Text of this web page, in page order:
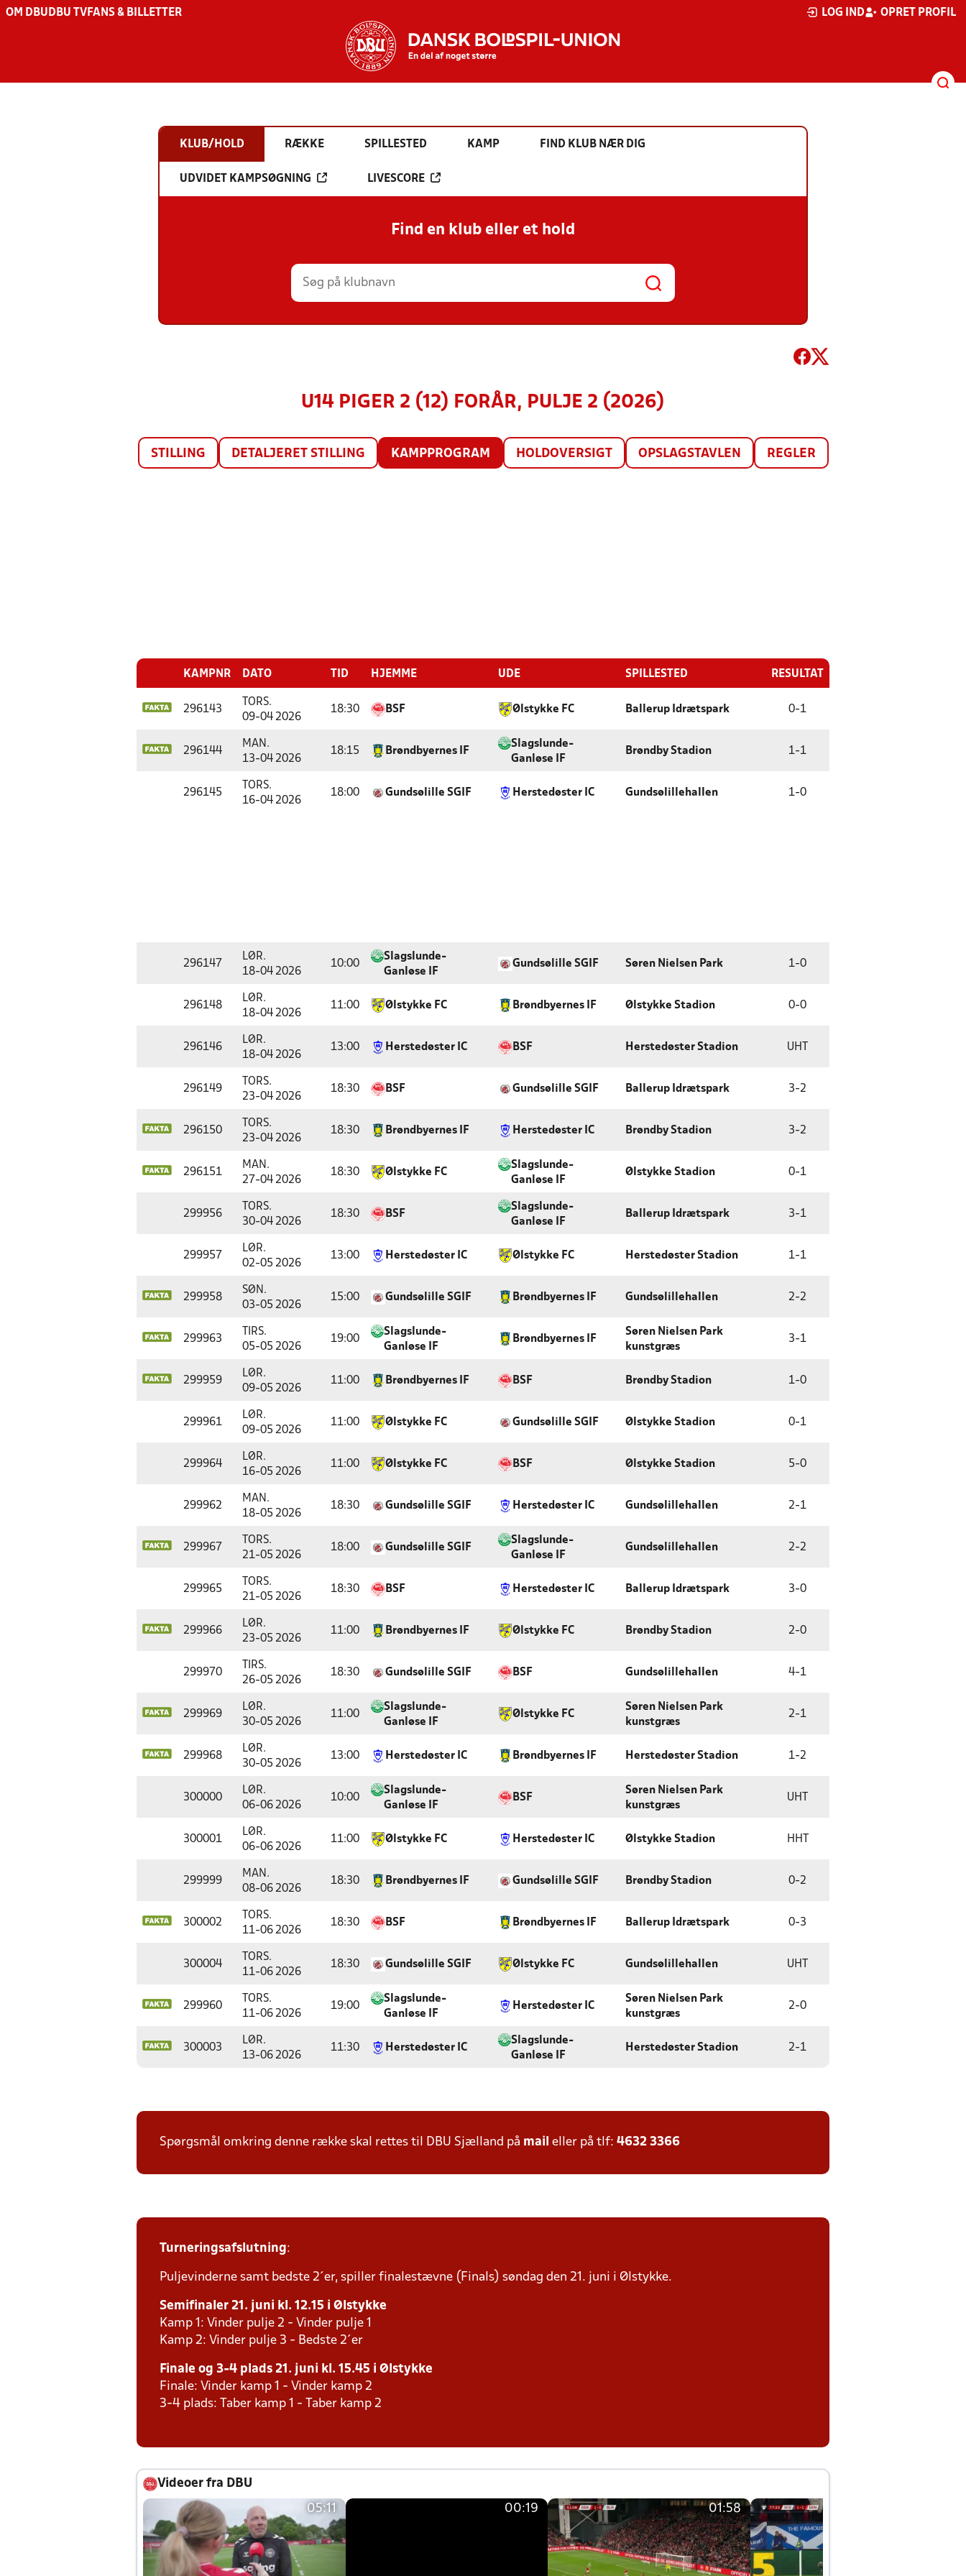
OM DBU DBU TV FANS & BILLETTER LOG IND OPRET PROFIL
KLUB/HOLD RÆKKE SPILLESTED KAMP FIND KLUB NÆR DIG
UDVIDET KAMPSØGNING LIVESCORE
Find en klub eller et hold
U14 PIGER 2 (12) FORÅR, PULJE 2 (2026)
STILLING DETALJERET STILLING KAMPPROGRAM HOLDOVERSIGT OPSLAGSTAVLEN REGLER
KAMPNR DATO TID HJEMME UDE SPILLESTED RESULTAT
296143
TORS.
09-04 2026
18:30 BSF Ølstykke FC Ballerup Idrætspark 0-1
296144
MAN.
13-04 2026
18:15 Brøndbyernes IF
Slagslunde-
Ganløse IF
Brøndby Stadion 1-1
296145
TORS.
16-04 2026
18:00 Gundsølille SGIF Herstedøster IC Gundsølillehallen 1-0
296147
LØR.
18-04 2026
10:00
Slagslunde-
Ganløse IF
Gundsølille SGIF Søren Nielsen Park 1-0
296148
LØR.
18-04 2026
11:00 Ølstykke FC Brøndbyernes IF Ølstykke Stadion 0-0
296146
LØR.
18-04 2026
13:00 Herstedøster IC BSF Herstedøster Stadion UHT
296149
TORS.
23-04 2026
18:30 BSF Gundsølille SGIF Ballerup Idrætspark 3-2
296150
TORS.
23-04 2026
18:30 Brøndbyernes IF Herstedøster IC Brøndby Stadion 3-2
296151
MAN.
27-04 2026
18:30 Ølstykke FC
Slagslunde-
Ganløse IF
Ølstykke Stadion 0-1
299956
TORS.
30-04 2026
18:30 BSF
Slagslunde-
Ganløse IF
Ballerup Idrætspark 3-1
299957
LØR.
02-05 2026
13:00 Herstedøster IC Ølstykke FC Herstedøster Stadion 1-1
299958
SØN.
03-05 2026
15:00 Gundsølille SGIF Brøndbyernes IF Gundsølillehallen 2-2
299963
TIRS.
05-05 2026
19:00
Slagslunde-
Ganløse IF
Brøndbyernes IF
Søren Nielsen Park
kunstgræs
3-1
299959
LØR.
09-05 2026
11:00 Brøndbyernes IF BSF Brøndby Stadion 1-0
299961
LØR.
09-05 2026
11:00 Ølstykke FC Gundsølille SGIF Ølstykke Stadion 0-1
299964
LØR.
16-05 2026
11:00 Ølstykke FC BSF Ølstykke Stadion 5-0
299962
MAN.
18-05 2026
18:30 Gundsølille SGIF Herstedøster IC Gundsølillehallen 2-1
299967
TORS.
21-05 2026
18:00 Gundsølille SGIF
Slagslunde-
Ganløse IF
Gundsølillehallen 2-2
299965
TORS.
21-05 2026
18:30 BSF Herstedøster IC Ballerup Idrætspark 3-0
299966
LØR.
23-05 2026
11:00 Brøndbyernes IF Ølstykke FC Brøndby Stadion 2-0
299970
TIRS.
26-05 2026
18:30 Gundsølille SGIF BSF Gundsølillehallen 4-1
299969
LØR.
30-05 2026
11:00
Slagslunde-
Ganløse IF
Ølstykke FC
Søren Nielsen Park
kunstgræs
2-1
299968
LØR.
30-05 2026
13:00 Herstedøster IC Brøndbyernes IF Herstedøster Stadion 1-2
300000
LØR.
06-06 2026
10:00
Slagslunde-
Ganløse IF
BSF
Søren Nielsen Park
kunstgræs
UHT
300001
LØR.
06-06 2026
11:00 Ølstykke FC Herstedøster IC Ølstykke Stadion HHT
299999
MAN.
08-06 2026
18:30 Brøndbyernes IF Gundsølille SGIF Brøndby Stadion 0-2
300002
TORS.
11-06 2026
18:30 BSF Brøndbyernes IF Ballerup Idrætspark 0-3
300004
TORS.
11-06 2026
18:30 Gundsølille SGIF Ølstykke FC Gundsølillehallen UHT
299960
TORS.
11-06 2026
19:00
Slagslunde-
Ganløse IF
Herstedøster IC
Søren Nielsen Park
kunstgræs
2-0
300003
LØR.
13-06 2026
11:30 Herstedøster IC
Slagslunde-
Ganløse IF
Herstedøster Stadion 2-1
Spørgsmål omkring denne række skal rettes til DBU Sjælland på mail eller på tlf: 4632 3366
Turneringsafslutning:
Puljevinderne samt bedste 2´er, spiller finalestævne (Finals) søndag den 21. juni i Ølstykke.
Semifinaler 21. juni kl. 12.15 i Ølstykke
Kamp 1: Vinder pulje 2 - Vinder pulje 1
Kamp 2: Vinder pulje 3 - Bedste 2´er
Finale og 3-4 plads 21. juni kl. 15.45 i Ølstykke
Finale: Vinder kamp 1 - Vinder kamp 2
3-4 plads: Taber kamp 1 - Taber kamp 2
Videoer fra DBU
05:11 00:19 01:58